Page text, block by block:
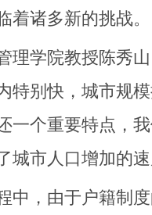
着诸多新的挑战。
学院教授陈秀山
特别快，城市规
一个重要特点，
城市人口增加的
，由于户籍制度